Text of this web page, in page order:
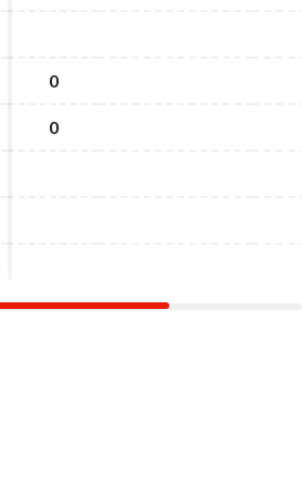
0
0
0
0